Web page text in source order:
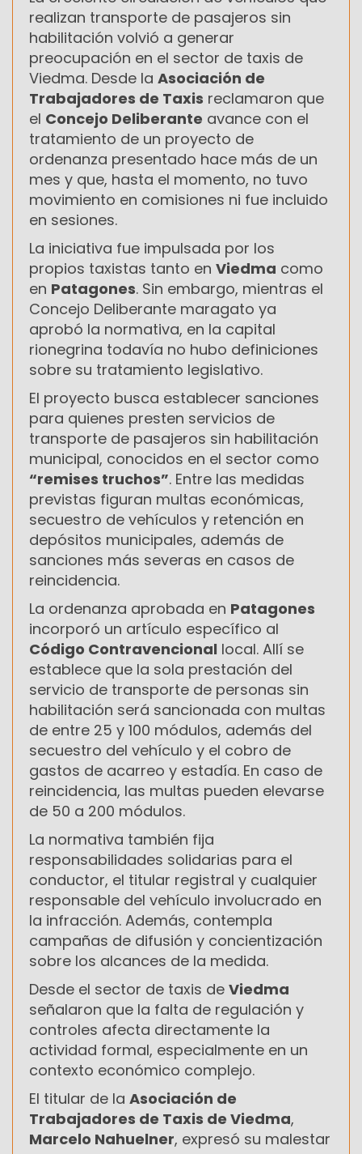
realizan transporte de pasajeros sin
habilitación volvió a generar
preocupación en el sector de taxis de
Viedma. Desde la Asociación de
Trabajadores de Taxis reclamaron que
el Concejo Deliberante avance con el
tratamiento de un proyecto de
ordenanza presentado hace más de un
mes y que, hasta el momento, no tuvo
movimiento en comisiones ni fue incluido
en sesiones.
La iniciativa fue impulsada por los
propios taxistas tanto en Viedma como
en Patagones. Sin embargo, mientras el
Concejo Deliberante maragato ya
aprobó la normativa, en la capital
rionegrina todavía no hubo definiciones
sobre su tratamiento legislativo.
El proyecto busca establecer sanciones
para quienes presten servicios de
transporte de pasajeros sin habilitación
municipal, conocidos en el sector como
“remises truchos”. Entre las medidas
previstas figuran multas económicas,
secuestro de vehículos y retención en
depósitos municipales, además de
sanciones más severas en casos de
reincidencia.
La ordenanza aprobada en Patagones
incorporó un artículo específico al
Código Contravencional local. Allí se
establece que la sola prestación del
servicio de transporte de personas sin
habilitación será sancionada con multas
de entre 25 y 100 módulos, además del
secuestro del vehículo y el cobro de
gastos de acarreo y estadía. En caso de
reincidencia, las multas pueden elevarse
de 50 a 200 módulos.
La normativa también fija
responsabilidades solidarias para el
conductor, el titular registral y cualquier
responsable del vehículo involucrado en
la infracción. Además, contempla
campañas de difusión y concientización
sobre los alcances de la medida.
Desde el sector de taxis de Viedma
señalaron que la falta de regulación y
controles afecta directamente la
actividad formal, especialmente en un
contexto económico complejo.
El titular de la Asociación de
Trabajadores de Taxis de Viedma,
Marcelo Nahuelner, expresó su malestar